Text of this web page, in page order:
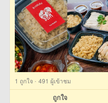
1 ถูกใจ · 491 ผู้เข้าชม
ถูกใจ